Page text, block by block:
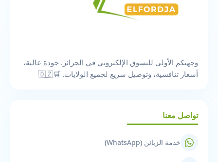
وجهتكم الأولى للتسوق الإلكتروني في الجزائر. جودة عالية،
أسعار تنافسية، وتوصيل سريع لجميع الولايات. 🛒🇩🇿
تواصل معنا
خدمة الزبائن (WhatsApp)